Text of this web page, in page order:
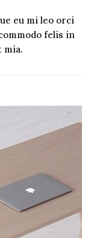
eu mi leo orci
felis in
mia.